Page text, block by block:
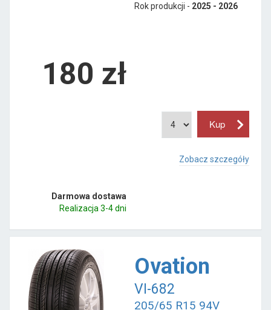
Rok produkcji - 2025 - 2026
180 zł
Zobacz szczegóły
Darmowa dostawa
Realizacja 3-4 dni
Ovation
VI-682
205/65 R15 94V